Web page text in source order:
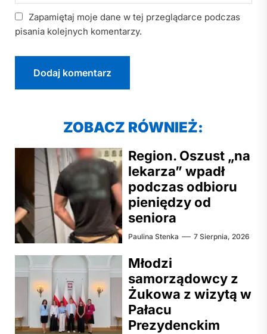
Zapamiętaj moje dane w tej przeglądarce podczas
pisania kolejnych komentarzy.
ZOBACZ RÓWNIEŻ:
Region. Oszust „na
lekarza” wpadł
podczas odbioru
pieniędzy od
seniora
Paulina Stenka 7 Sierpnia, 2026
Młodzi
samorządowcy z
Żukowa z wizytą w
Pałacu
Prezydenckim